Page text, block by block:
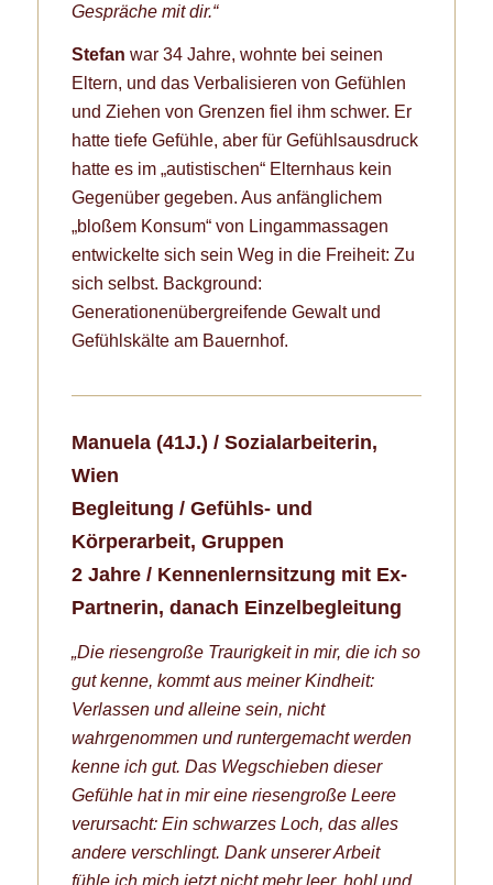
Gespräche mit dir.“
Stefan war 34 Jahre, wohnte bei seinen
Eltern, und das Verbalisieren von Gefühlen
und Ziehen von Grenzen fiel ihm schwer. Er
hatte tiefe Gefühle, aber für Gefühlsausdruck
hatte es im „autistischen“ Elternhaus kein
Gegenüber gegeben. Aus anfänglichem
„bloßem Konsum“ von Lingammassagen
entwickelte sich sein Weg in die Freiheit: Zu
sich selbst. Background:
Generationenübergreifende Gewalt und
Gefühlskälte am Bauernhof.
Manuela (41J.) / Sozialarbeiterin,
Wien
Begleitung / Gefühls- und
Körperarbeit, Gruppen
2 Jahre / Kennenlernsitzung mit Ex-
Partnerin, danach Einzelbegleitung
„Die riesengroße Traurigkeit in mir, die ich so
gut kenne, kommt aus meiner Kindheit:
Verlassen und alleine sein, nicht
wahrgenommen und runtergemacht werden
kenne ich gut. Das Wegschieben dieser
Gefühle hat in mir eine riesengroße Leere
verursacht: Ein schwarzes Loch, das alles
andere verschlingt. Dank unserer Arbeit